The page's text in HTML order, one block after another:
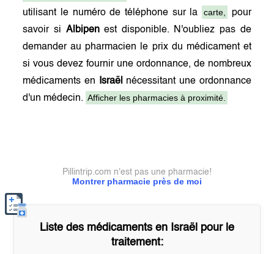
utilisant le numéro de téléphone sur la
carte,
pour
savoir si Albipenest disponible. N'oubliez pas de
demander au pharmacien le prix du médicament et
si vous devez fournir une ordonnance, de nombreux
médicaments en
Israël
nécessitant une ordonnance
d'un médecin. Afficher les pharmacies à proximité.
Montrer pharmacie près de moi
Pillintrip.com n'est pas une pharmacie!
Liste des médicaments en Israël pour le
traitement: